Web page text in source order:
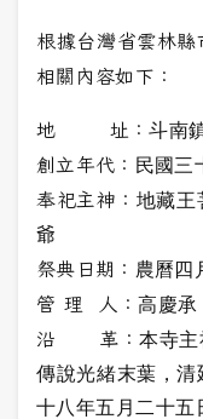
根據台灣省雲林縣
相關內容如下：
地 址：斗南
創立年代： 民國三
奉祀主神： 地藏王
爺
祭典日期： 農曆四
管 理 人：高慶承
沿 革：本寺主
傳說光緒末葉，清
十八年五月二十五